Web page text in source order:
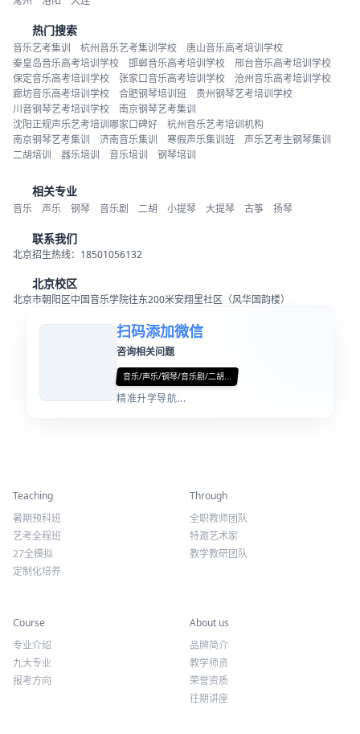
热门搜索
音乐艺考集训 杭州音乐艺考集训学校
唐山音乐高考培训学校
秦皇岛音乐高考培训学校
邯郸音乐高考培训学校
邢台音乐高考培训学校
保定音乐高考培训学校
张家口音乐高考培训学校
沧州音乐高考培训学校
廊坊音乐高考培训学校
合肥钢琴培训班
贵州钢琴艺考培训学校
川音钢琴艺考培训学校
南京钢琴艺考集训
沈阳正规声乐艺考培训哪家口碑好
杭州音乐艺考培训机构
南京钢琴艺考集训
济南音乐集训 寒假声乐集训班
声乐艺考生钢琴集训
二胡培训
器乐培训 音乐培训 钢琴培训
相关专业
音乐 声乐 钢琴 音乐剧 二胡 小提琴 大提琴 古筝 扬琴
联系我们
北京招生热线：18501056132
北京校区
北京市朝阳区中国音乐学院往东200米安翔里社区（风华国韵楼）
扫码添加微信
咨询相关问题
音乐/声乐/钢琴/音乐剧/二胡...
精准升学导航...
Teaching
暑期预科班
艺考全程班
27全模拟
定制化培养
Through
全职教师团队
特邀艺术家
教学教研团队
Course
专业介绍
九大专业
报考方向
About us
品牌简介
教学师资
荣誉资质
往期讲座